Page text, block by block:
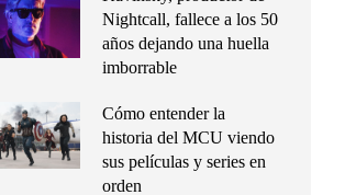
Nightcall, fallece a los 50
años dejando una huella
imborrable
Cómo entender la
historia del MCU viendo
sus películas y series en
orden